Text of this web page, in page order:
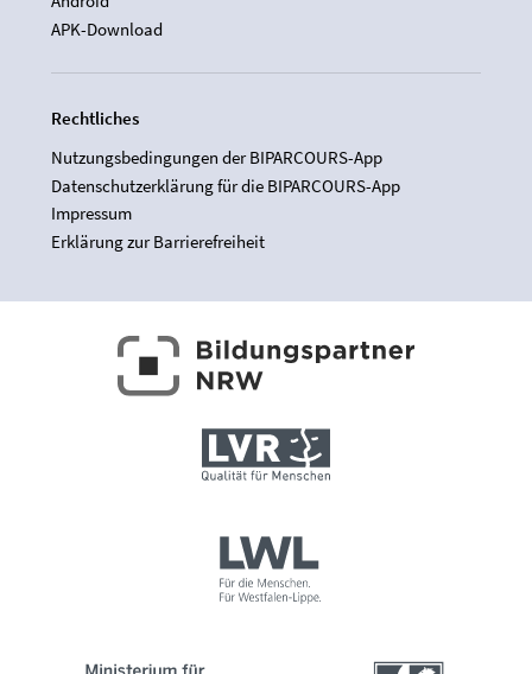
APK-Download
Rechtliches
Nutzungsbedingungen der BIPARCOURS-App
Datenschutzerklärung für die BIPARCOURS-App
Impressum
Erklärung zur Barrierefreiheit